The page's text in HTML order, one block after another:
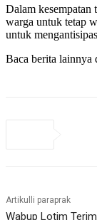
Dalam kesempatan
warga untuk tetap
untuk
Baca berita lainnya
Artikulli paraprak
Wabup Lotim